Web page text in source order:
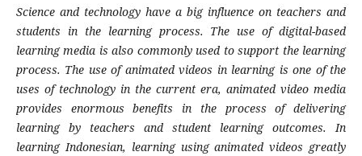
Science and technology have a big influence on teachers and
students in the learning process. The use of digital-based
learning media is also commonly used to support the learning
process. The use of animated videos in learning is one of the
uses of technology in the current era, animated video media
provides enormous benefits in the process of delivering
learning by teachers and student learning outcomes. In
learning Indonesian, learning using animated videos greatly